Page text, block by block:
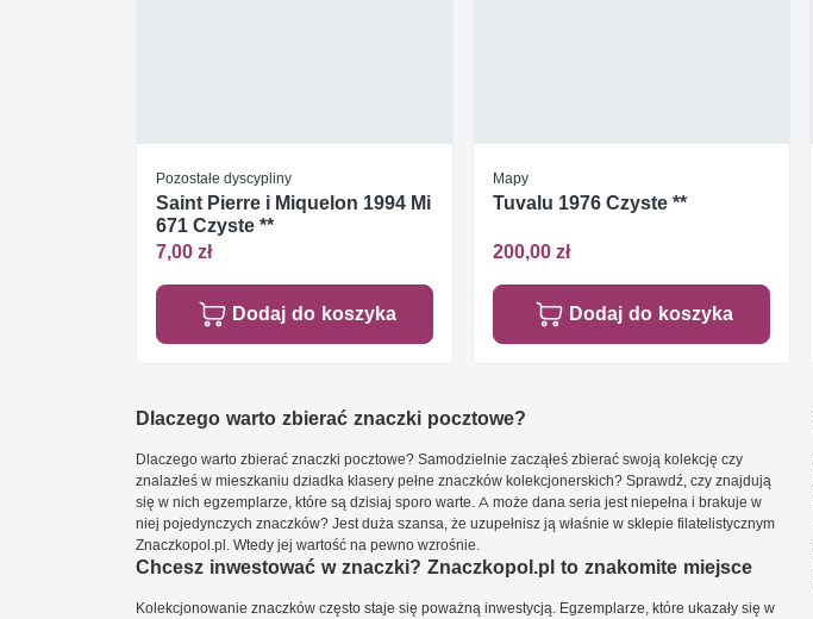
Pozostałe dyscypliny
Saint Pierre i Miquelon 1994 Mi
671 Czyste **
7,00 zł
Dodaj do koszyka
Mapy
Tuvalu 1976 Czyste **
200,00 zł
Dodaj do koszyka
Dlaczego warto zbierać znaczki pocztowe?
Dlaczego warto zbierać znaczki pocztowe? Samodzielnie zacząłeś zbierać swoją kolekcję czy
znalazłeś w mieszkaniu dziadka klasery pełne znaczków kolekcjonerskich? Sprawdź, czy znajdują
się w nich egzemplarze, które są dzisiaj sporo warte. A może dana seria jest niepełna i brakuje w
niej pojedynczych znaczków? Jest duża szansa, że uzupełnisz ją właśnie w sklepie filatelistycznym
Znaczkopol.pl. Wtedy jej wartość na pewno wzrośnie.
Chcesz inwestować w znaczki? Znaczkopol.pl to znakomite miejsce
Kolekcjonowanie znaczków często staje się poważną inwestycją. Egzemplarze, które ukazały się w